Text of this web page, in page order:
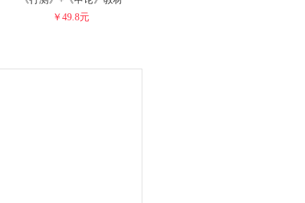
￥49.8元